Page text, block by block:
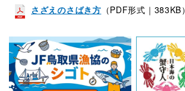
さざえのさばき方 （PDF形式｜383KB）